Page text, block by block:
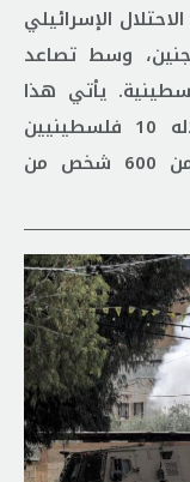
الإسرائيلي
وسط تصاعد
يأتي هذا
التصعيد بعد يوم دامٍ استشهد خلاله 10 فلسطينيين
وأصيب 100 آخرون، ونزح فيه أكثر من 600 شخص من